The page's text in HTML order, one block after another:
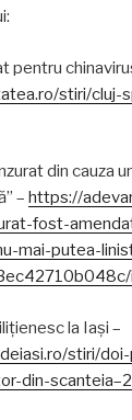
pentru
stiri/cluj-
din cauza
– https://
fost-
mai-putea-
la Iași –
stiri/
din-